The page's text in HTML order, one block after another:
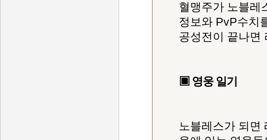
혈맹주가 노블레
정보와 PvP수치
공성전이 끝나면
▣ 영웅 일기
노블레스가 되면